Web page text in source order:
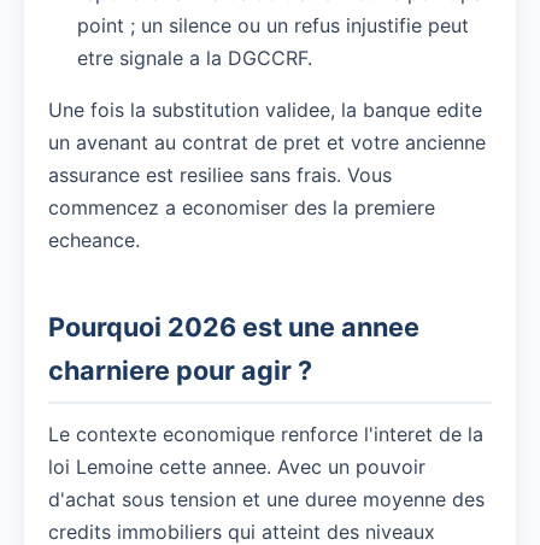
point ; un silence ou un refus injustifie peut
etre signale a la DGCCRF.
Une fois la substitution validee, la banque edite
un avenant au contrat de pret et votre ancienne
assurance est resiliee sans frais. Vous
commencez a economiser des la premiere
echeance.
Pourquoi 2026 est une annee
charniere pour agir ?
Le contexte economique renforce l'interet de la
loi Lemoine cette annee. Avec un pouvoir
d'achat sous tension et une duree moyenne des
credits immobiliers qui atteint des niveaux